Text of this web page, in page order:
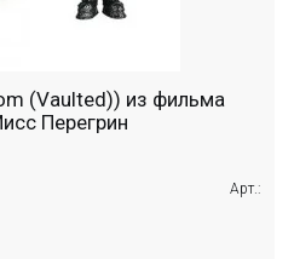
(Vaulted)) из фильма
Перегрин
Арт.: